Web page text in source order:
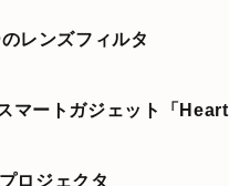
レンズフィルタ
マートガジェット「Heart
ロジェクタ